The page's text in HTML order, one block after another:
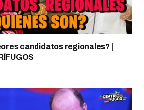
candidatos regionales? |